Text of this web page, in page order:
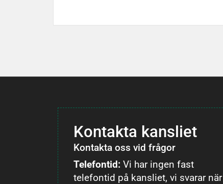
Kontakta kansliet
Kontakta oss vid frågor
Telefontid: Vi har ingen fast
telefontid på kansliet, vi svarar när